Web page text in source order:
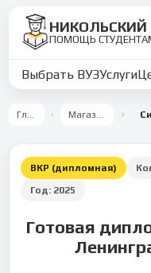
НИКОЛЬСКИЙ
ПОМОЩЬ
Выбрать ВУЗУслуги
Главная Магазин работ
ВКР (дипломная)
Год: 2025
Готовая